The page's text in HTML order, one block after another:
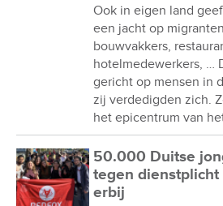
Ook in eigen land
een jacht op
bouwvakkers,
hotelmedewerkers, …
gericht op mensen in
zij verdedigden zich.
het epicentrum van
50.000 Duitse
tegen dienstplicht
erbij